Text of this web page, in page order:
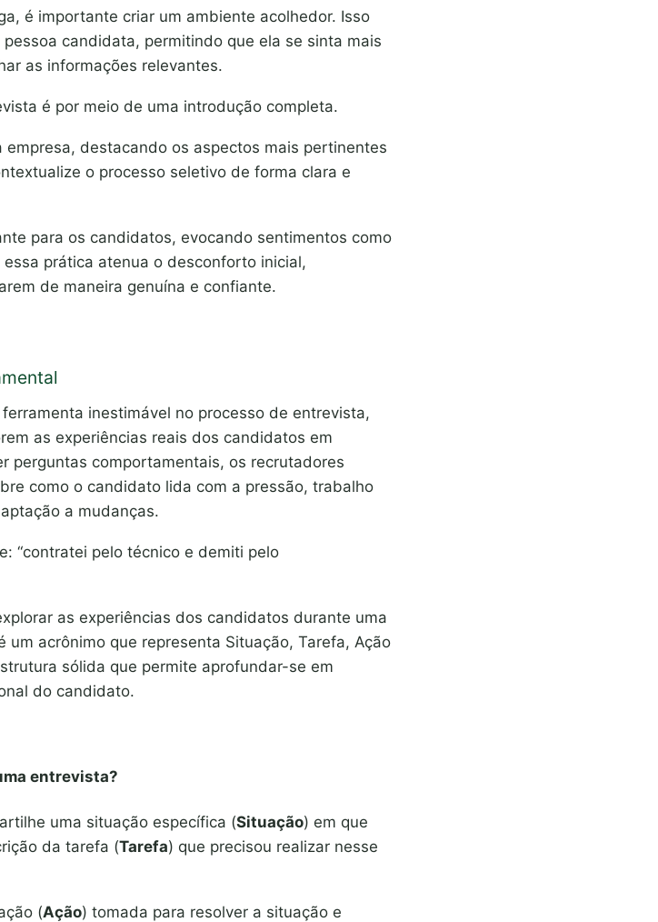
é importante criar um ambiente acolhedor. Isso
candidata, permitindo que ela se sinta mais
as informações relevantes.
é por meio de uma introdução completa.
destacando os aspectos mais pertinentes
o processo seletivo de forma clara e
para os candidatos, evocando sentimentos como
prática atenua o desconforto inicial,
de maneira genuína e confiante.
inestimável no processo de entrevista,
as experiências reais dos candidatos em
perguntas comportamentais, os recrutadores
como o candidato lida com a pressão, trabalho
a mudanças.
“contratei pelo técnico e demiti pelo
as experiências dos candidatos durante uma
um acrônimo que representa Situação, Tarefa, Ação
sólida que permite aprofundar-se em
do candidato.
entrevista?
uma situação específica (Situação) em que
da tarefa (Tarefa) que precisou realizar nesse
(Ação) tomada para resolver a situação e